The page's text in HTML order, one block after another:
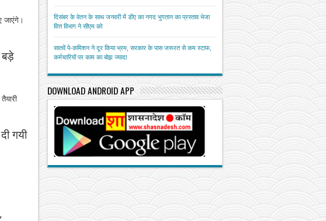
जाएंगे।
बड़े
तैयारी
गयी
दिसंबर के वेतन के साथ जनवरी में डीए का नगद भुगतान का प्रस्ताव भेजा
वित्त विभाग ने सीएम को
सातवें पे-कमिशन ने दूर किया भ्रम, सरकार के पास जरूरत से कम स्टाफ,
कर्मचारियों पर काम का बोझ ज्यादा
DOWNLOAD ANDROID APP